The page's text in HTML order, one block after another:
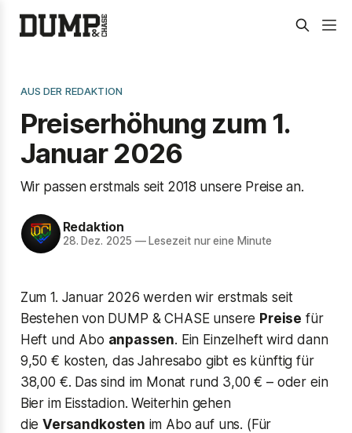
AUS DER REDAKTION
Preiserhöhung zum 1.
Januar 2026
Wir passen erstmals seit 2018 unsere Preise an.
Redaktion
28. Dez. 2025 —Lesezeit nur eine Minute
Zum 1. Januar 2026 werden wir erstmals seit
Bestehen von DUMP & CHASE unsere Preise für
Heft und Abo anpassen. Ein Einzelheft wird dann
9,50 € kosten, das Jahresabo gibt es künftig für
38,00 €. Das sind im Monat rund 3,00 € – oder ein
Bier im Eisstadion. Weiterhin gehen
dieVersandkosten im Abo auf uns. (Für